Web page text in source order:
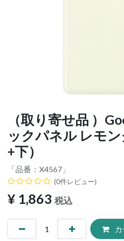
（取り寄せ品 ）
ックパネル レモ
+下）
「品番： X4567 」
(0件レビュー)
¥ 1,863 税込